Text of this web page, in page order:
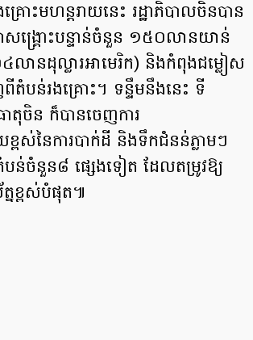
រោះមហន្តរាយនេះ រដ្ឋាភិបាលចិនបាន
ាសង្គ្រោះបន្ទាន់ចំនួន ១៥០លានយាន់
ានដុល្លារអាមេរិក) និងកំពុងជម្លៀស
តំបន់រងគ្រោះ។ ទន្ទឹមនឹងនេះ ទី
ាតុចិន ក៏បានចេញការ
ពស់នៃការបាក់ដី និងទឹកជំនន់ភ្លាមៗ
បន់ចំនួន៨ ផ្សេងទៀត ដែលតម្រូវឱ្យ
នខ្ពស់បំផុត៕